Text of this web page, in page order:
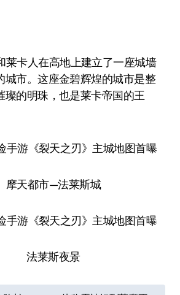
莱卡人在高地上建立了一座城墙
城市。这座金碧辉煌的城市是整
璨的明珠，也是莱卡帝国的王
摩天都市—法莱斯城
法莱斯夜景